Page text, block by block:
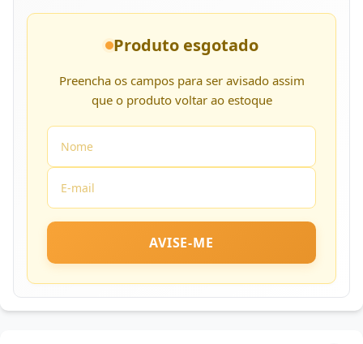
Produto esgotado
Preencha os campos para ser avisado assim
que o produto voltar ao estoque
AVISE-ME